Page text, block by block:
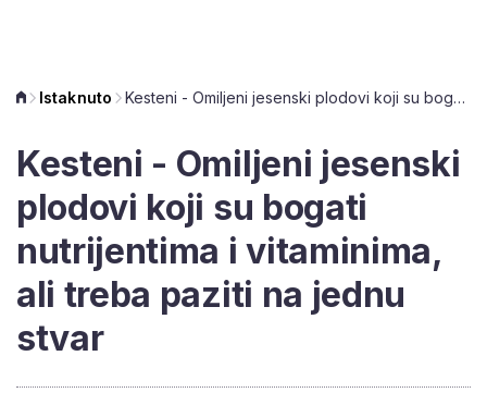
Istaknuto Kesteni - Omiljeni jesenski plodovi koji su bogati nutrijentima i vitaminima, ali treba paziti na jednu stvar
Kesteni - Omiljeni jesenski
plodovi koji su bogati
nutrijentima i vitaminima,
ali treba paziti na jednu
stvar